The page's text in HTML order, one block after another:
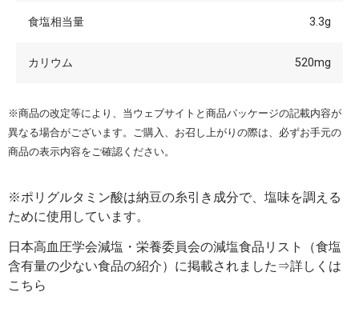
食塩相当量 3.3g
カリウム 520mg
※商品の改定等により、当ウェブサイトと商品パッケージの記載内容が
異なる場合がございます。ご購入、お召し上がりの際は、必ずお手元の
商品の表示内容をご確認ください。
※ポリグルタミン酸は納豆の糸引き成分で、塩味を調える
ために使用しています。
日本高血圧学会減塩・栄養委員会の減塩食品リスト（食塩
含有量の少ない食品の紹介）に掲載されました⇒詳しくは
こちら